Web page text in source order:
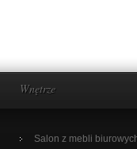
Wnętrze
Salon z mebli